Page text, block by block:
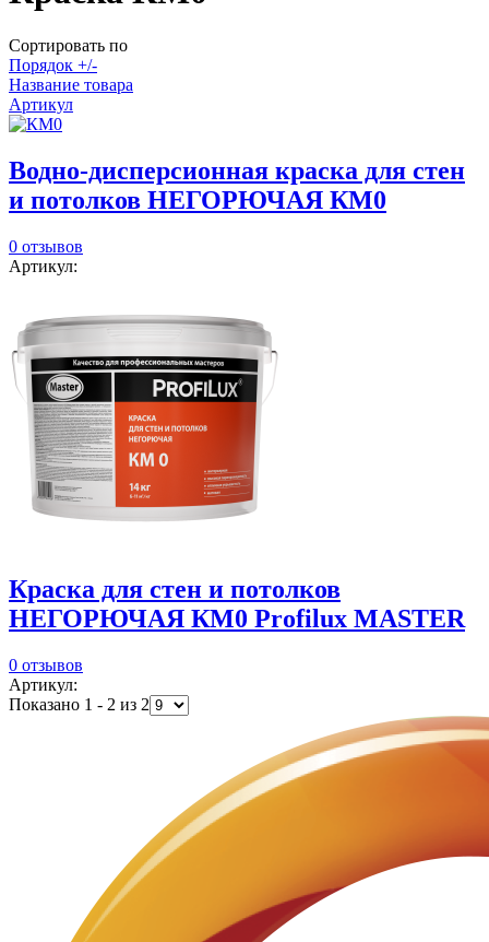
Сортировать по
Порядок +/-
Название товара
Артикул
Водно-дисперсионная краска для стен
и потолков НЕГОРЮЧАЯ КМ0
0 отзывов
Артикул:
Краска для стен и потолков
НЕГОРЮЧАЯ КМ0 Profilux MASTER
0 отзывов
Артикул:
Показано 1 - 2 из 2